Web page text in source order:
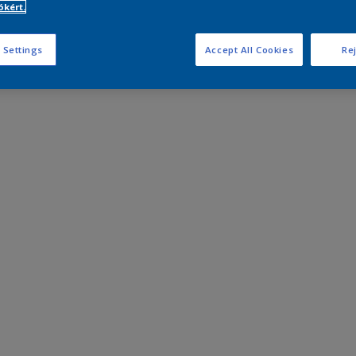
Settings Accept All Cookies